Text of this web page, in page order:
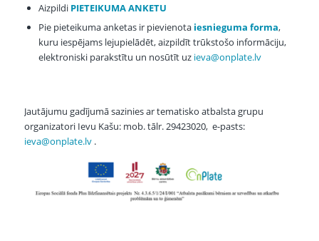
Aizpildi PIETEIKUMA ANKETU
Pie pieteikuma anketas ir pievienota iesnieguma forma,
kuru iespējams lejupielādēt, aizpildīt trūkstošo informāciju,
elektroniski parakstītu un nosūtīt uz ieva@onplate.lv
Jautājumu gadījumā sazinies ar tematisko atbalsta grupu
organizatori Ievu Kašu: mob. tālr. 29423020, e-pasts:
ieva@onplate.lv.